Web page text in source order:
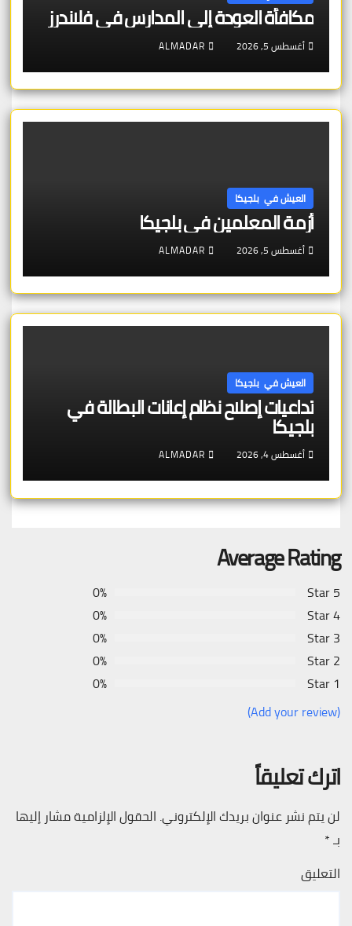
مكافأة العودة إلى المدارس في فلاندرز
أغسطس 5, 2026 ALMADAR
العيش في بلجيكا
أزمة المعلمين في بلجيكا
أغسطس 5, 2026 ALMADAR
العيش في بلجيكا
تداعيات إصلاح نظام إعانات البطالة في
بلجيكا
أغسطس 4, 2026 ALMADAR
Average Rating
5 Star
0%
4 Star
0%
3 Star
0%
2 Star
0%
1 Star
0%
(Add your review)
اترك تعليقاً
لن يتم نشر عنوان بريدك الإلكتروني. الحقول الإلزامية مشار إليها
بـ*
التعليق